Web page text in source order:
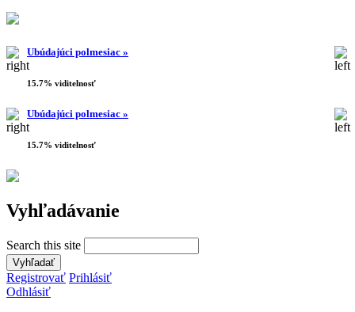
Ubúdajúci polmesiac »
15.7% viditelnosť
Ubúdajúci polmesiac »
15.7% viditelnosť
Vyhľadávanie
Search this site
Registrovať Prihlásiť
Odhlásiť